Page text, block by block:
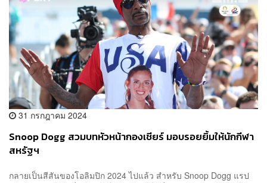
31 กรกฎาคม 2024
Snoop Dogg สวมบทหัวหน้ากองเชียร์ มอบรอยยิ้มให้นักกีฬา
สหรัฐฯ
กลายเป็นสีสันของโอลิมปิก 2024 ไปแล้ว สำหรับ Snoop Dogg แรป